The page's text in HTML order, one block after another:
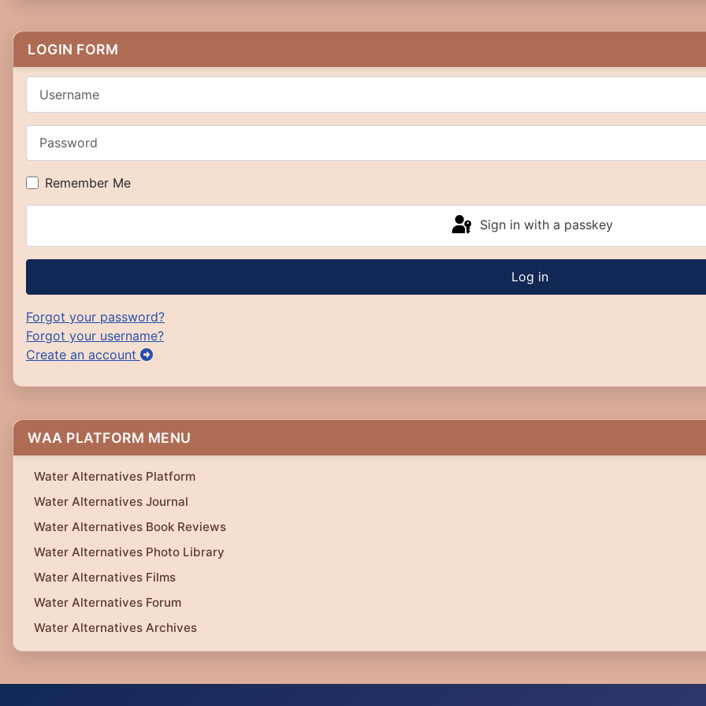
LOGIN FORM
Remember Me
Sign in with a passkey
Log in
Forgot your password?
Forgot your username?
Create an account
WAA PLATFORM MENU
Water Alternatives Platform
Water Alternatives Journal
Water Alternatives Book Reviews
Water Alternatives Photo Library
Water Alternatives Films
Water Alternatives Forum
Water Alternatives Archives